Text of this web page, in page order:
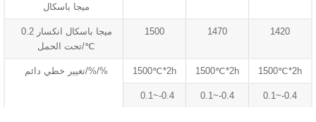
ميجا باسكال
0.2 ميجا باسكال انكسار
تحت الحمل/℃
1500 1470 1420
تغيير خطي دائم/%/% 1500℃*2h 1500℃*2h 1500℃*2h
0.1~-0.4 0.1~-0.4 0.1~-0.4